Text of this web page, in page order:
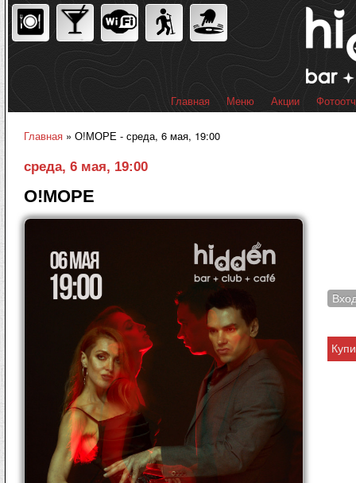
Главное меню
Главная Меню Акции
Главная » О!МОРЕ - среда, 6 мая, 19:00
среда, 6 мая, 19:00
О!МОРЕ